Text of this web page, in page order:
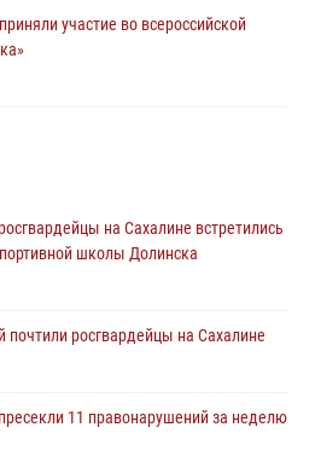
участие во всероссийской
лучшими на чемпионате
контрольно-технических
на Сахалине встретились
школы Долинска
росгвардейцы на Сахалине
11 правонарушений за неделю